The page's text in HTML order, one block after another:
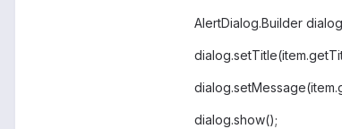
AlertDialog.Builder
dialog.show();